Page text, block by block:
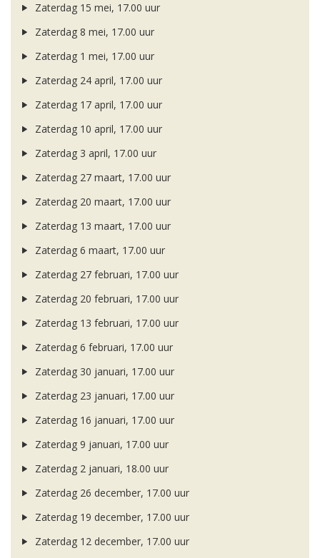
Zaterdag 15 mei, 17.00 uur
Zaterdag 8 mei, 17.00 uur
Zaterdag 1 mei, 17.00 uur
Zaterdag 24 april, 17.00 uur
Zaterdag 17 april, 17.00 uur
Zaterdag 10 april, 17.00 uur
Zaterdag 3 april, 17.00 uur
Zaterdag 27 maart, 17.00 uur
Zaterdag 20 maart, 17.00 uur
Zaterdag 13 maart, 17.00 uur
Zaterdag 6 maart, 17.00 uur
Zaterdag 27 februari, 17.00 uur
Zaterdag 20 februari, 17.00 uur
Zaterdag 13 februari, 17.00 uur
Zaterdag 6 februari, 17.00 uur
Zaterdag 30 januari, 17.00 uur
Zaterdag 23 januari, 17.00 uur
Zaterdag 16 januari, 17.00 uur
Zaterdag 9 januari, 17.00 uur
Zaterdag 2 januari, 18.00 uur
Zaterdag 26 december, 17.00 uur
Zaterdag 19 december, 17.00 uur
Zaterdag 12 december, 17.00 uur